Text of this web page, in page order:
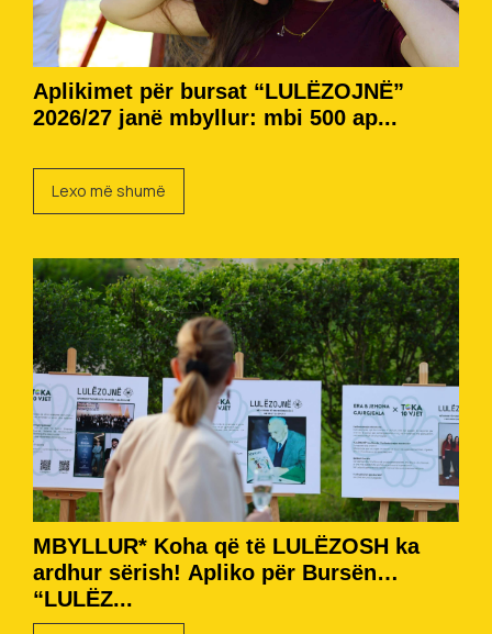
Aplikimet për bursat “LULËZOJNË”
2026/27 janë mbyllur: mbi 500 ap...
Lexo më shumë
MBYLLUR* Koha që të LULËZOSH ka
ardhur sërish! Apliko për Bursën
“LULËZ...